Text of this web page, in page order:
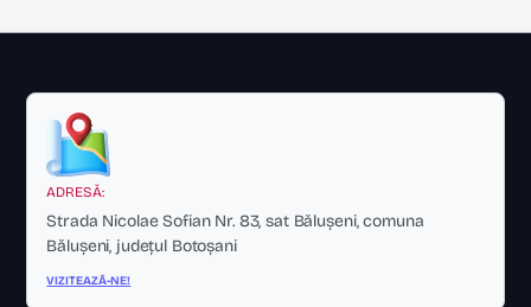
ADRESĂ:
Strada Nicolae Sofian Nr. 83, sat Bălușeni, comuna
Bălușeni, județul Botoșani
VIZITEAZĂ-NE!